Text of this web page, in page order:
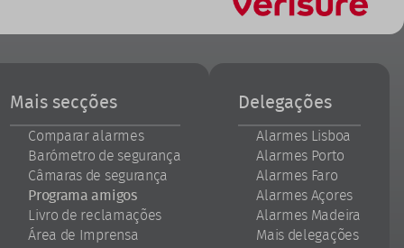
Mais secções
Comparar alarmes
Barómetro de segurança
Câmaras de segurança
Programa amigos
Livro de reclamações
Área de Imprensa
Delegações
Alarmes Lisboa
Alarmes Porto
Alarmes Faro
Alarmes Açores
Alarmes Madeira
Mais delegações